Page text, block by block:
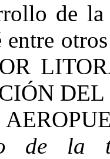
de
entre
DEL
de la